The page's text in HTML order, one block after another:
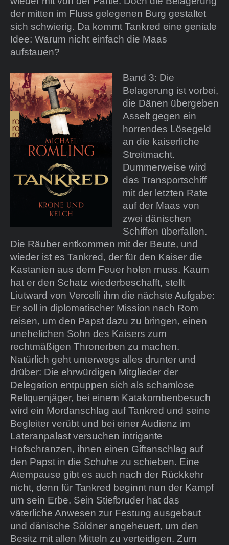
der mitten im Fluss gelegenen Burg gestaltet
sich schwierig. Da kommt Tankred eine geniale
Idee: Warum nicht einfach die Maas
aufstauen?
Band 3: Die
Belagerung ist vorbei,
die Dänen übergeben
Asselt gegen ein
horrendes Lösegeld
an die kaiserliche
Streitmacht.
Dummerweise wird
das Transportschiff
mit der letzten Rate
auf der Maas von
zwei dänischen
Schiffen überfallen.
Die Räuber entkommen mit der Beute, und
wieder ist es Tankred, der für den Kaiser die
Kastanien aus dem Feuer holen muss. Kaum
hat er den Schatz wiederbeschafft, stellt
Liutward von Vercelli ihm die nächste Aufgabe:
Er soll in diplomatischer Mission nach Rom
reisen, um den Papst dazu zu bringen, einen
unehelichen Sohn des Kaisers zum
rechtmäßigen Thronerben zu machen.
Natürlich geht unterwegs alles drunter und
drüber: Die ehrwürdigen Mitglieder der
Delegation entpuppen sich als schamlose
Reliquenjäger, bei einem Katakombenbesuch
wird ein Mordanschlag auf Tankred und seine
Begleiter verübt und bei einer Audienz im
Lateranpalast versuchen intrigante
Hofschranzen, ihnen einen Giftanschlag auf
den Papst in die Schuhe zu schieben. Eine
Atempause gibt es auch nach der Rückkehr
nicht, denn für Tankred beginnt nun der Kampf
um sein Erbe. Sein Stiefbruder hat das
väterliche Anwesen zur Festung ausgebaut
und dänische Söldner angeheuert, um den
Besitz mit allen Mitteln zu verteidigen. Zum